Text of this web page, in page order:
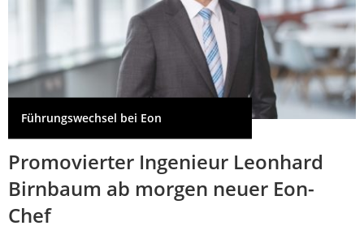
Führungswechsel bei Eon
Promovierter Ingenieur Leonhard
Birnbaum ab morgen neuer Eon-
Chef